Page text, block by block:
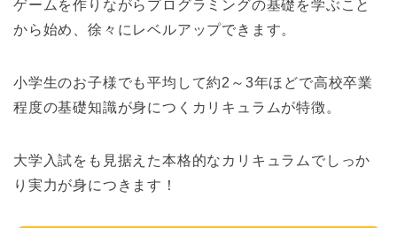
ゲームを作りながらプログラミングの基礎を学ぶこと
から始め、徐々にレベルアップできます。
小学生のお子様でも平均して約2～3年ほどで高校卒業
程度の基礎知識が身につくカリキュラムが特徴。
大学入試をも見据えた本格的なカリキュラムでしっか
り実力が身につきます！